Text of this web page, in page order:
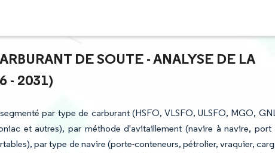
DE SOUTE - ANALYSE DE LA
- 2031)
par type de carburant (HSFO, VLSFO, ULSFO, MGO,
et autres), par méthode d'avitaillement (navire à navire, port
par type de navire (porte-conteneurs, pétrolier, vraquier,